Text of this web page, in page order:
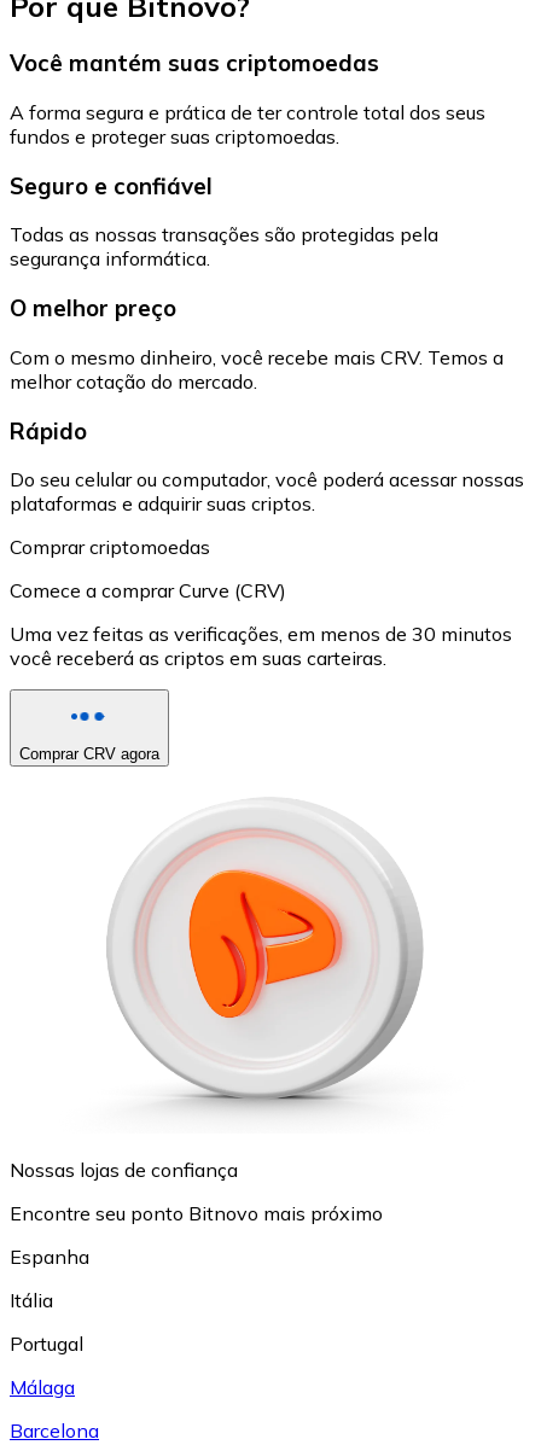
Você mantém suas criptomoedas
A forma segura e prática de ter controle total dos seus
fundos e proteger suas criptomoedas.
Seguro e confiável
Todas as nossas transações são protegidas pela
segurança informática.
O melhor preço
Com o mesmo dinheiro, você recebe mais CRV. Temos a
melhor cotação do mercado.
Rápido
Do seu celular ou computador, você poderá acessar nossas
plataformas e adquirir suas criptos.
Comprar criptomoedas
Comece a comprar Curve (CRV)
Uma vez feitas as verificações, em menos de 30 minutos
você receberá as criptos em suas carteiras.
Comprar CRV agora
Nossas lojas de confiança
Encontre seu ponto Bitnovo mais próximo
Espanha
Itália
Portugal
Málaga
Barcelona